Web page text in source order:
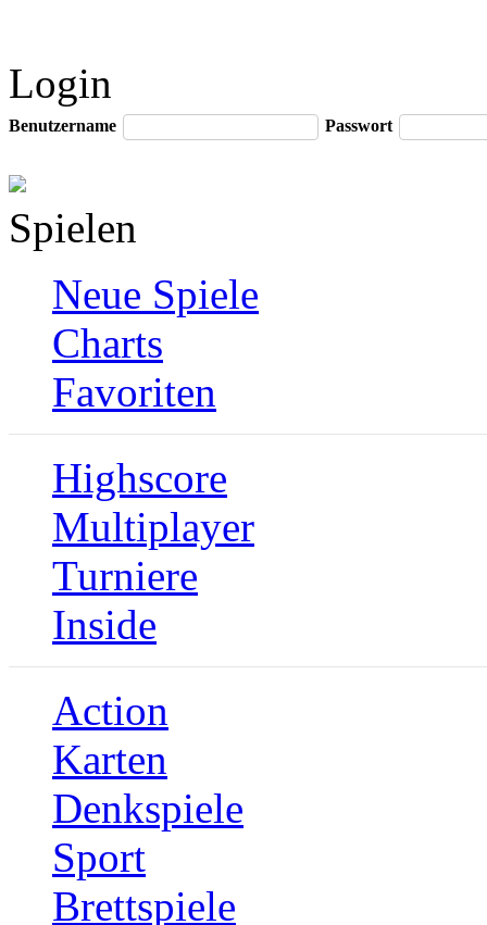
Login
Benutzername Passwort
Spielen
Neue Spiele
Charts
Favoriten
Highscore
Multiplayer
Turniere
Inside
Action
Karten
Denkspiele
Sport
Brettspiele